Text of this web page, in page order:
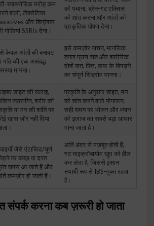
स्पास्मोडिक मरोड़ कम
वाली, लैक्सेटिव्स
और डिप्रेशन
गोलियां SSRIs देना।
को पचाना, ब्रेन-गट एक्सिस
को शांत करना और आंतों को
प्राकृतिक पोषण देना।
केवल आंतों की बनावट
गति की एक असंबद्ध
मानना।
इसे कमज़ोर पाचन, मानसिक
तनाव प्राण वात और शारीरिक
दोषों वात, पित्त, कफ के बिगड़ने
का संपूर्ण सिंड्रोम मानना।
डाइट की सलाह,
जठराग्नि, शरीर की
या मन की शांति पर
खास ज़ोर नहीं दिया
प्रकृति के अनुसार डाइट, मन
को शांत करने वाले योगासन,
सही समय पर भोजन और ध्यान
को इलाज का सबसे बड़ा आधार
माना जाता है।
जैसे एंटासिड/चूर्ण
पर कब्ज़ या दस्त
वापस आ जाते हैं और
कमज़ोर हो जाती हैं।
आंतें अंदर से मज़बूत होती हैं,
गट माइक्रोबायोम खुद को हील
कर लेता है, जिससे इंसान
स्थायी रूप से IBS-मुक्त रहता
है।
संपर्क करना कब ज़रूरी हो जाता